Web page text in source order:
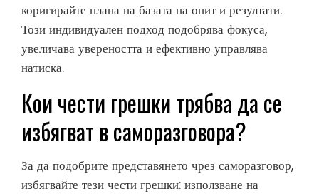
коригирайте плана на базата на опит и резултати.
Този индивидуален подход подобрява фокуса,
увеличава увереността и ефективно управлява
натиска.
Кои чести грешки трябва да се
избягват в саморазговора?
За да подобрите представянето чрез саморазговор,
избягвайте тези чести грешки: използване на